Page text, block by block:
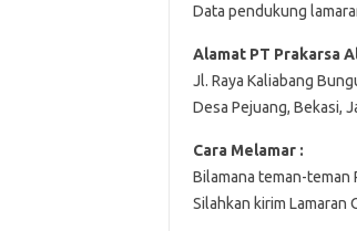
Data pendukung
Alamat PT Prakarsa
Jl. Raya Kaliabang
Desa Pejuang, Bekasi,
Cara Melamar :
Bilamana teman-teman
Silahkan kirim Lamaran